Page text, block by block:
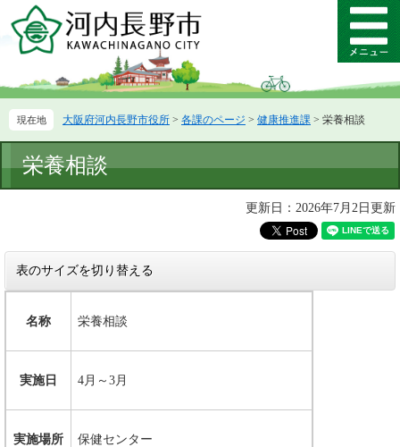
ー
先
す。
ニ
を
し
メ
ニ
ー
大阪府河内長野市役所 > 各課のページ > 健康推進課 > 栄養相談
文
栄養相談
更新日：2026年7月2日更新
表のサイズを切り替える
名称 栄養相談
実施日 4月～3月
実施場所 保健センター